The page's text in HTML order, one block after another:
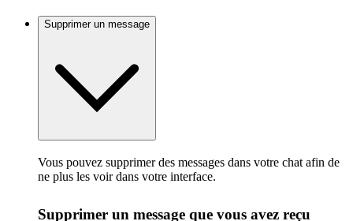
Supprimer un message
Vous pouvez supprimer des messages dans votre chat afin de
ne plus les voir dans votre interface.
Supprimer un message que vous avez reçu